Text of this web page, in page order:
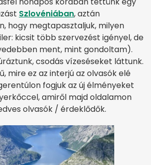
Szlovéniában, aztán
hogy megtapasztaljuk, milyen
kicsit több szervezést igényel, de
ment, mint gondoltam).
csodás vízeséseket láttunk.
mire ez az interjú az olvasók elé
fogjuk az új élményeket
amiről majd oldalamon
olvasók / érdeklődők.